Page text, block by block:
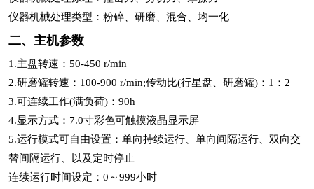
仪器机械处理类型：粉碎、研磨、混合、均一化
二、主机参数
1.主盘转速：50-450 r/min
2.研磨罐转速：100-900 r/min;传动比(行星盘、研磨罐)：1：2
3.可连续工作(满负荷)：90h
4.显示方式：7.0寸彩色可触摸液晶显示屏
5.运行模式可自由设置：单向持续运行、单向间隔运行、双向交
替间隔运行、以及定时停止
连续运行时间设定：0～999小时